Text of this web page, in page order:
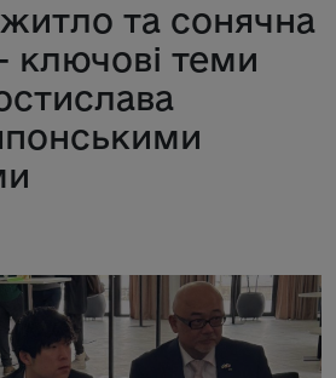
та сонячна
ключові теми